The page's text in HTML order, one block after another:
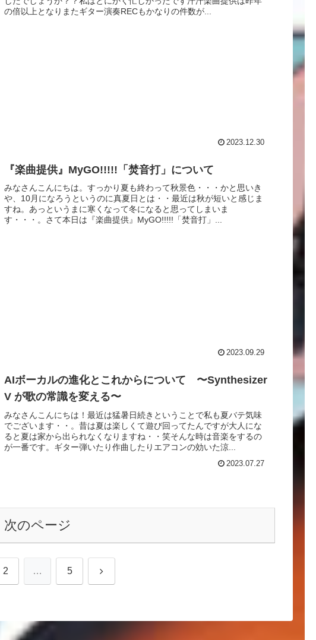
の倍以上となりまたギター演奏RECもかなりの件数が...
2023.12.30
『楽曲提供』MyGO!!!!!「焚音打」について
みなさんこんにちは。すっかり夏も終わって秋景色・・・かと思いき
や、10月になろうというのに真夏日とは・・最近は秋が短いと感じま
すね。あっというまに寒くなって冬になると思ってしまいま
す・・・。さて本日は『楽曲提供』MyGO!!!!!「焚音打」...
2023.09.29
AIボーカルの進化とこれからについて 〜Synthesizer
V が歌の常識を変える〜
みなさんこんにちは！最近は猛暑日続きということで私も夏バテ気味
でございます・・。昔は夏は楽しくて遊び回ってたんですが大人にな
ると夏は家から出られなくなりますね・・笑そんな時は音楽をするの
が一番です。ギター弾いたり作曲したりエアコンの効いた涼...
2023.07.27
次のページ
2 … 5 次